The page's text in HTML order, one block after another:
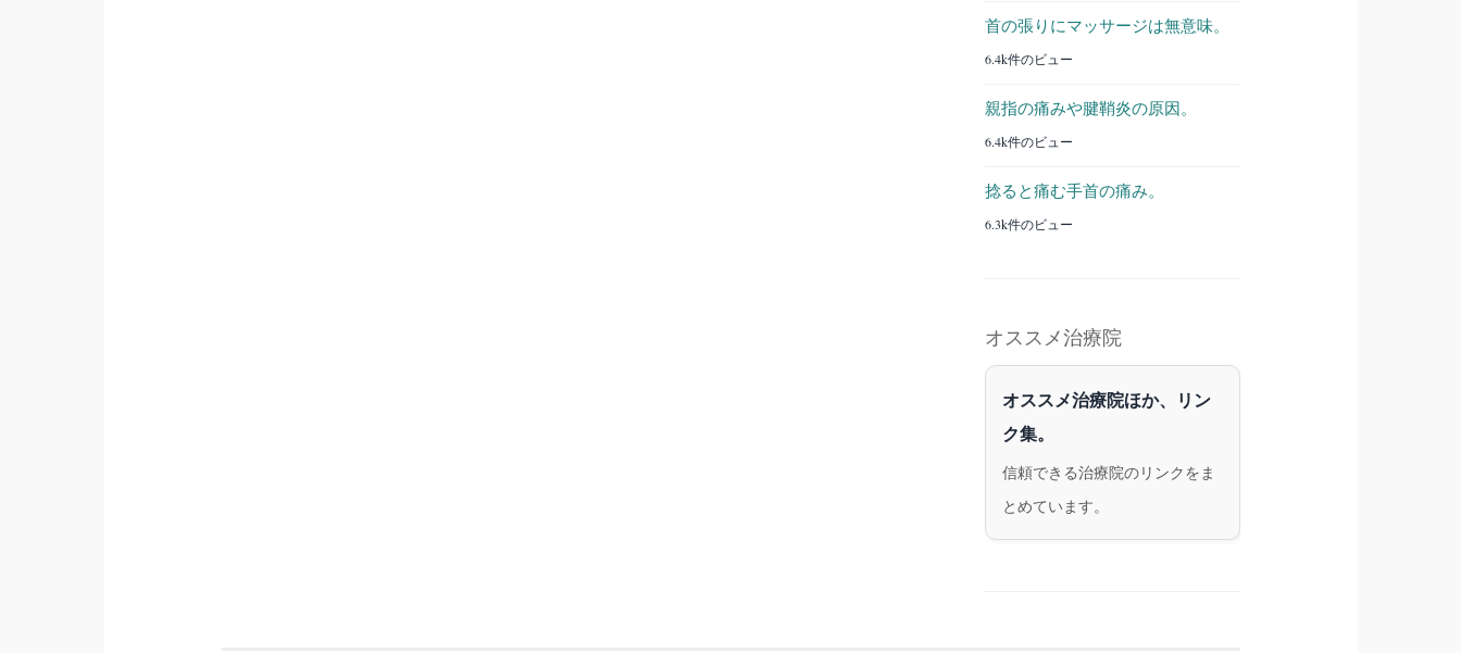
首の張りにマッサージは無意味。
6.4k件のビュー
親指の痛みや腱鞘炎の原因。
6.4k件のビュー
捻ると痛む手首の痛み。
6.3k件のビュー
オススメ治療院
オススメ治療院ほか、リン
ク集。
信頼できる治療院のリンクをま
とめています。